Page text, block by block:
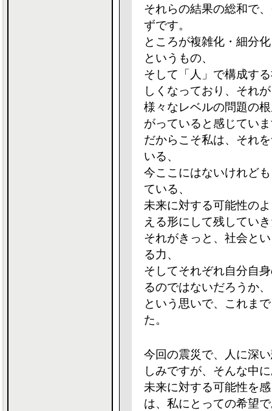
それらの結果の総和で
ずです。
ところが複雑化・細分
というもの、
そして「人」で構成す
しくなっており、それ
様々なレベルの問題の
がっていると感じてい
だからこそ私は、それ
いる、
今ここにはないけれど
ている、
未来に対する可能性の
える形にして残してい
それがきっと、社会と
る力、
そしてそれぞれ自分自
るのではないだろうか、
という思いで、これま
た。
今回の震災で、人に深
しみですが、そんな中
未来に対する可能性を
は、私にとっての希望